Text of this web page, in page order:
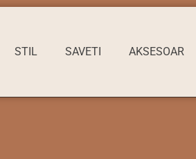
STIL SAVETI AKSESOAR